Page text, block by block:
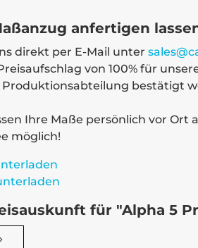
anfertigen
direkt per E-Mail unter
von 100% für
bestätigt
Ihre Maße persönlich vor Ort
möglich!
für "Alpha 5